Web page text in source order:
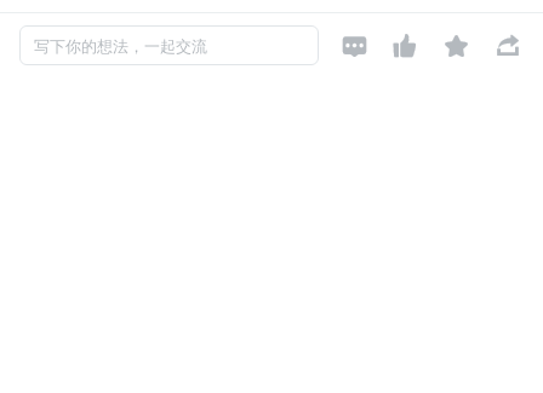
写下你的想法，一起交流    